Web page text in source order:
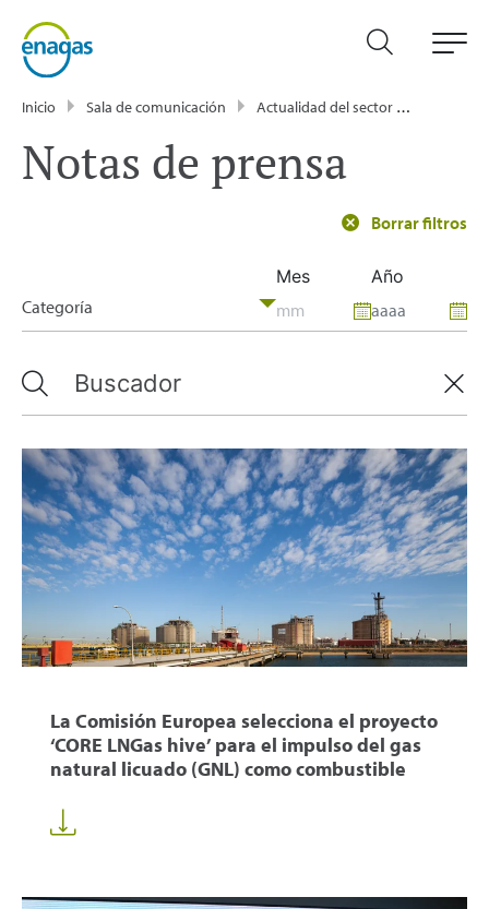
Inicio Sala de comunicación Actualidad del sector energético - Enagás
Notas de prensa
Borrar filtros
Categoría
Mes Año
La Comisión Europea selecciona el proyecto
‘CORE LNGas hive’ para el impulso del gas
natural licuado (GNL) como combustible